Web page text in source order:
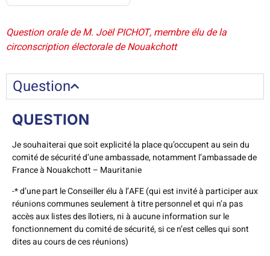
Question orale de M. Joël PICHOT, membre élu de la
circonscription électorale de Nouakchott
Question
QUESTION
Je souhaiterai que soit explicité la place qu’occupent au sein du
comité de sécurité d’une ambassade, notamment l’ambassade de
France à Nouakchott – Mauritanie
-* d’une part le Conseiller élu à l’AFE (qui est invité à participer aux
réunions communes seulement à titre personnel et qui n’a pas
accès aux listes des îlotiers, ni à aucune information sur le
fonctionnement du comité de sécurité, si ce n’est celles qui sont
dites au cours de ces réunions)